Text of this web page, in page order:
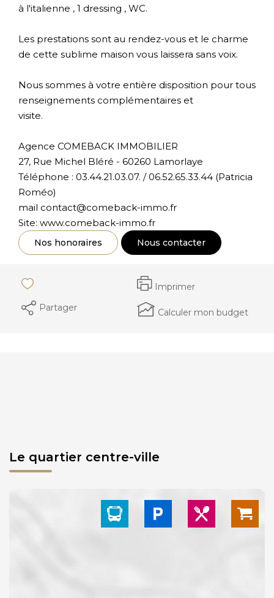
à l'italienne , 1 dressing , WC.
Les prestations sont au rendez-vous et le charme
de cette sublime maison vous laissera sans voix.
Nous sommes à votre entière disposition pour tous
renseignements complémentaires et
visite.
Agence COMEBACK IMMOBILIER
27, Rue Michel Bléré - 60260 Lamorlaye
Téléphone : 03.44.21.03.07. / 06.52.65.33.44 (Patricia
Roméo)
mail contact@comeback-immo.fr
Site: www.comeback-immo.fr
Nos honoraires Nous contacter
Imprimer
Partager
Calculer mon budget
Le quartier centre-ville